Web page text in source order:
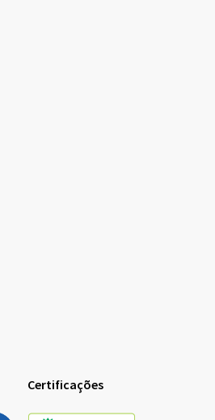
Certificações